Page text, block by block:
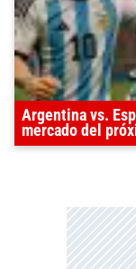
Argentina vs.
mercado del